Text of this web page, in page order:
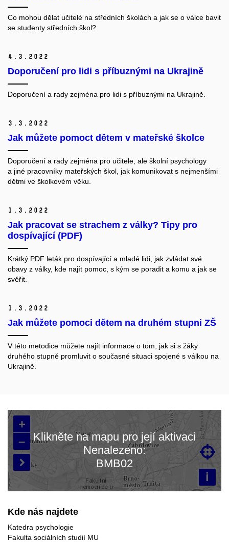
Co mohou dělat učitelé na středních školách a jak se o válce bavit
se studenty středních škol?
4. 3. 2022
Doporučení pro lidi s příbuznými na Ukrajině
Doporučení a rady zejména pro lidi s příbuznými na Ukrajině.
3. 3. 2022
Jak můžete pomoct dětem v mateřské školce
Doporučení a rady zejména pro učitele, ale školní psychology
a jiné pracovníky mateřských škol, jak komunikovat s nejmenšími
dětmi ve školkovém věku.
1. 3. 2022
Jak pracovat se strachem z války? Tipy pro
dospívající (PDF)
Krátký PDF leták pro dospívající a mladé lidi, jak zvládat své
obavy z války, kde najít pomoc, s kým se poradit a komu a jak se
svěřit.
1. 3. 2022
Jak můžete pomoci dětem na druhém stupni ZŠ
V této metodice můžete najít informace o tom, jak si s žáky
druhého stupně promluvit o současné situaci spojené s válkou na
Ukrajině.
Načítám mapu…
+
–
i


Klikněte na mapu pro její aktivaci
Nenalezeno:
BMB02
Kde nás najdete
Katedra psychologie
Fakulta sociálních studií MU